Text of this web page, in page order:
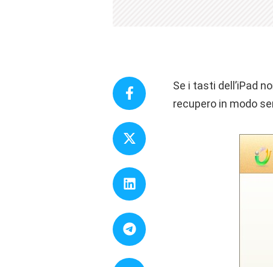
Se i tasti dell’iPad
recupero in modo